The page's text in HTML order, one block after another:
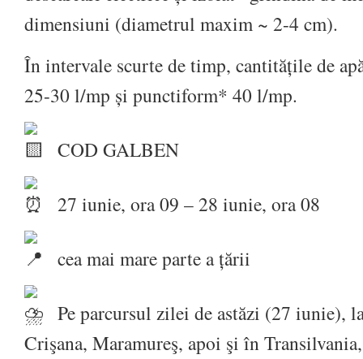
dimensiuni (diametrul maxim ~ 2-4 cm).
În intervale scurte de timp, cantitățile de
25-30 l/mp și punctiform* 40 l/mp.
COD GALBEN
27 iunie, ora 09 – 28 iunie, ora 08
cea mai mare parte a țării
Pe parcursul zilei de astăzi (27 iunie),
Crişana, Maramureş, apoi şi în